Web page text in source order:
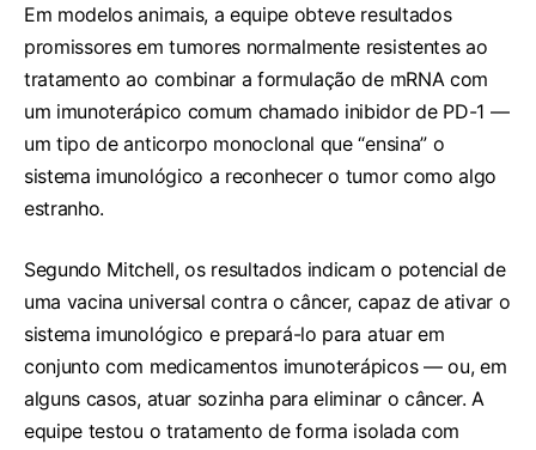
Em modelos animais, a equipe obteve resultados
promissores em tumores normalmente resistentes ao
tratamento ao combinar a formulação de mRNA com
um imunoterápico comum chamado inibidor de PD-1 —
um tipo de anticorpo monoclonal que “ensina” o
sistema imunológico a reconhecer o tumor como algo
estranho.
Segundo Mitchell, os resultados indicam o potencial de
uma vacina universal contra o câncer, capaz de ativar o
sistema imunológico e prepará-lo para atuar em
conjunto com medicamentos imunoterápicos — ou, em
alguns casos, atuar sozinha para eliminar o câncer. A
equipe testou o tratamento de forma isolada com